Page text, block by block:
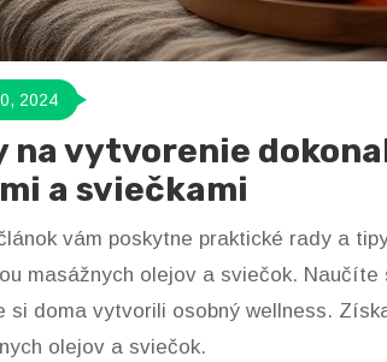
2024
na vytvorenie
a sviečkami
vám poskytne praktické rady a
masážnych olejov a sviečok.
si doma vytvorili osobný wellness.
olejov a sviečok.